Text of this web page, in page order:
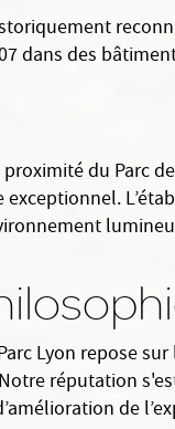
dans des
du Parc
exceptionnel.
Lyon repose
réputation
de